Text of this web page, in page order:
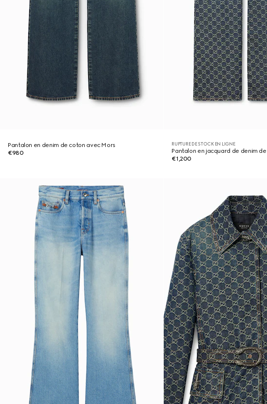
Pantalon en denim de coton avec Mors
€980
RUPTURE DE STOCK EN LIGNE
Pantalon en jacquard de denim
€1,200